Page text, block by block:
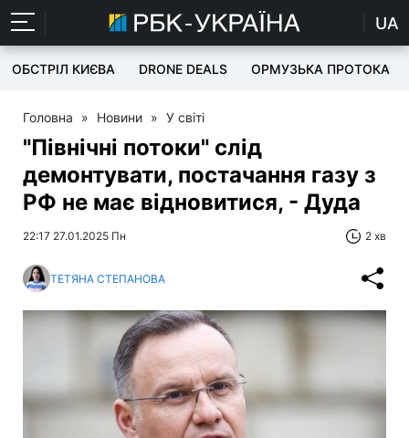
UA
ОБСТРІЛ КИЄВА DRONE DEALS ОРМУЗЬКА ПРОТОКА
Головна » Новини » У світі
"Північні потоки" слід
демонтувати, постачання газу з
РФ не має відновитися, - Дуда
22:17 27.01.2025 Пн 2 хв
ТЕТЯНА СТЕПАНОВА